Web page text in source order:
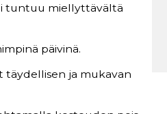
tuntuu miellyttävältä
päivinä.
täydellisen ja mukavan